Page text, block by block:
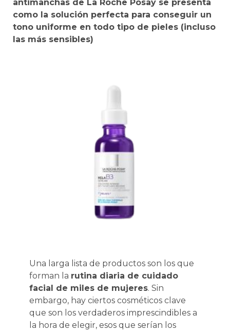
antimanchas de La Roche Posay se presenta
como la solución perfecta para conseguir un
tono uniforme en todo tipo de pieles (incluso
las más sensibles)
Una larga lista de productos son los que
forman la rutina diaria de cuidado
facial de miles de mujeres. Sin
embargo, hay ciertos cosméticos clave
que son los verdaderos imprescindibles a
la hora de elegir, esos que serían los